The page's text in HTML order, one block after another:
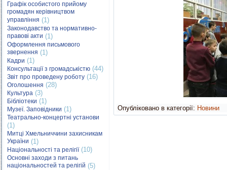
Графік особистого прийому
громадян керівництвом
управління (1)
Законодавство та нормативно-
правові акти (1)
Оформлення письмового
звернення (1)
Кадри (1)
Консультації з громадськістю (44)
Звіт про проведену роботу (16)
Оголошення (28)
Культура (3)
Бібліотеки (1)
Музеї. Заповідники (1)
Театрально-концертні установи
(1)
Митці Хмельниччини захисникам
України (1)
Національності та релігії(10)
Основні заходи з питань
національностей та релігій (5)
Опубліковано в категорії: Новини